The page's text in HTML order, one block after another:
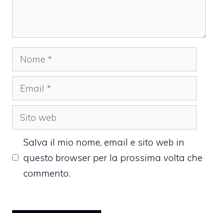
Nome
Email
Sito
web
Salva il mio nome, email e sito web in
questo browser per la prossima volta che
commento.